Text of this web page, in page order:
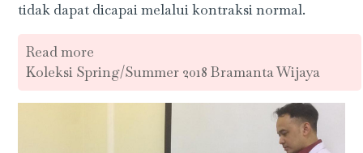
tidak dapat dicapai melalui kontraksi normal.
Read more
Koleksi Spring/Summer 2018 Bramanta Wijaya